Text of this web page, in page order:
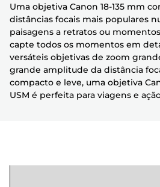
Uma objetiva Canon 18-135 mm
distâncias focais mais populares
paisagens a retratos ou
capte todos os momentos em
versáteis objetivas de zoom
grande amplitude da distância
compacto e leve, uma objetiva
USM é perfeita para viagens e